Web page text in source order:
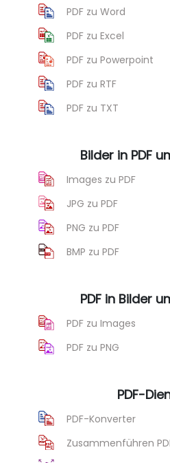
PDF zu Word
PDF zu Excel
PDF zu Powerpoint
PDF zu RTF
PDF zu TXT
Bilder in PDF
Images zu PDF
JPG zu PDF
PNG zu PDF
BMP zu PDF
PDF in Bilder
PDF zu Images
PDF zu PNG
PDF-
PDF-Konverter
Zusammenführen